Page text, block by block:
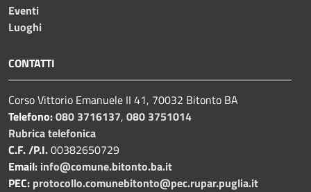
Eventi
Luoghi
CONTATTI
Corso Vittorio Emanuele II 41, 70032 Bitonto BA
Telefono:080 3716137, 080 3751014
Rubrica telefonica
C.F. /P.I.00382650729
Email: info@comune.bitonto.ba.it
PEC: protocollo.comunebitonto@pec.rupar.puglia.it